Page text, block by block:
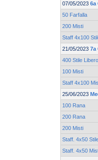
07/05/2023 6a
50 Farfalla
200 Misti
Staff 4x100
21/05/2023 7a
400 Stile Libero
100 Misti
Staff 4x100
25/06/2023
100 Rana
200 Rana
200 Misti
Staff. 4x50 Stile
Staff. 4x50